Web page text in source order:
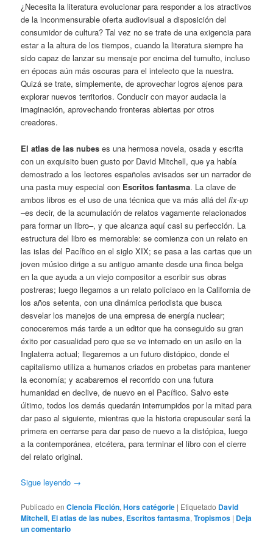
¿Necesita la literatura evolucionar para responder a los atractivos
de la inconmensurable oferta audiovisual a disposición del
consumidor de cultura? Tal vez no se trate de una exigencia para
estar a la altura de los tiempos, cuando la literatura siempre ha
sido capaz de lanzar su mensaje por encima del tumulto, incluso
en épocas aún más oscuras para el intelecto que la nuestra.
Quizá se trate, simplemente, de aprovechar logros ajenos para
explorar nuevos territorios. Conducir con mayor audacia la
imaginación, aprovechando fronteras abiertas por otros
creadores.
El atlas de las nubes es una hermosa novela, osada y escrita
con un exquisito buen gusto por David Mitchell, que ya había
demostrado a los lectores españoles avisados ser un narrador de
una pasta muy especial con Escritos fantasma. La clave de
ambos libros es el uso de una técnica que va más allá delfix-up
–es decir, de la acumulación de relatos vagamente relacionados
para formar un libro–, y que alcanza aquí casi su perfección. La
estructura del libro es memorable: se comienza con un relato en
las islas del Pacífico en el siglo XIX; se pasa a las cartas que un
joven músico dirige a su antiguo amante desde una finca belga
en la que ayuda a un viejo compositor a escribir sus obras
postreras; luego llegamos a un relato policiaco en la California de
los años setenta, con una dinámica periodista que busca
desvelar los manejos de una empresa de energía nuclear;
conoceremos más tarde a un editor que ha conseguido su gran
éxito por casualidad pero que se ve internado en un asilo en la
Inglaterra actual; llegaremos a un futuro distópico, donde el
capitalismo utiliza a humanos criados en probetas para mantener
la economía; y acabaremos el recorrido con una futura
humanidad en declive, de nuevo en el Pacífico. Salvo este
último, todos los demás quedarán interrumpidos por la mitad para
dar paso al siguiente, mientras que la historia crepuscular será la
primera en cerrarse para dar paso de nuevo a la distópica, luego
a la contemporánea, etcétera, para terminar el libro con el cierre
del relato original.
Sigue leyendo →
Publicado en Ciencia Ficción,Hors catégorie | Etiquetado David
Mitchell, El atlas de las nubes, Escritos fantasma,Tropismos | Deja
un comentario